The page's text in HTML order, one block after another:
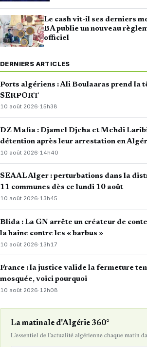
Le cash vit-il ses derniers
BA publie un nouveau
officiel
DERNIERS ARTICLES
Ports algériens : Ali Boulaaras prend la
SERPORT
10 août 2026·15h38
DZ Mafia : Djamel Djeha et Mehdi
détention après leur arrestation en
10 août 2026· 14h40
SEAAL Alger : perturbations dans la
11 communes dès ce lundi 10 août
10 août 2026·13h45
Blida : La GN arrête un créateur de
la haine contre les « barbus »
10 août 2026· 13h17
France : la justice valide la fermeture
mosquée, voici pourquoi
10 août 2026·12h08
La matinale d'Algérie 360°
L'essentiel de l'actualité algérienne chaque matin